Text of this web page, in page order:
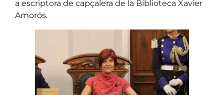
a escriptora de capçalera de la Biblioteca Xavier
Amorós.